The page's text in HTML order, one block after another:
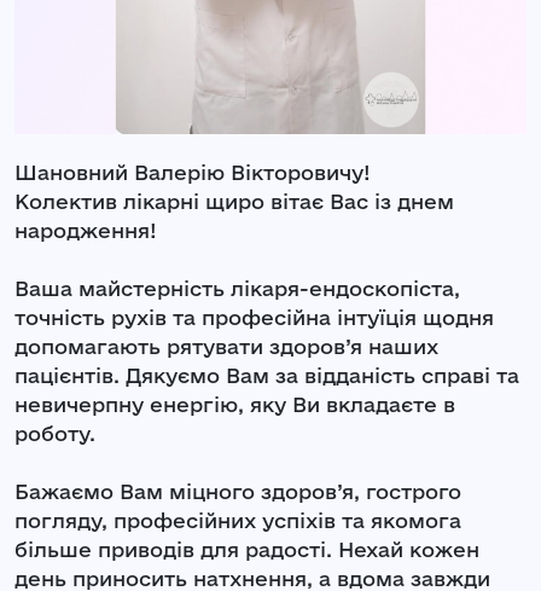
Шановний Валерію Вікторовичу!
Колектив лікарні щиро вітає Вас із днем
народження!
Ваша майстерність лікаря-ендоскопіста,
точність рухів та професійна інтуїція щодня
допомагають рятувати здоров’я наших
пацієнтів. Дякуємо Вам за відданість справі та
невичерпну енергію, яку Ви вкладаєте в
роботу.
Бажаємо Вам міцного здоров’я, гострого
погляду, професійних успіхів та якомога
більше приводів для радості. Нехай кожен
день приносить натхнення, а вдома завжди